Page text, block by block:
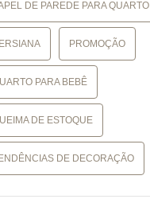
DE PAREDE PARA QUARTO
PROMOÇÃO
PARA BEBÊ
DE ESTOQUE
DE DECORAÇÃO